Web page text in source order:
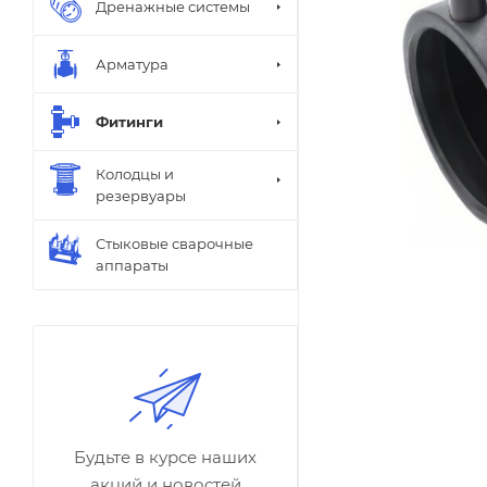
Дренажные системы
Арматура
Фитинги
Колодцы и
резервуары
Стыковые сварочные
аппараты
Будьте в курсе наших